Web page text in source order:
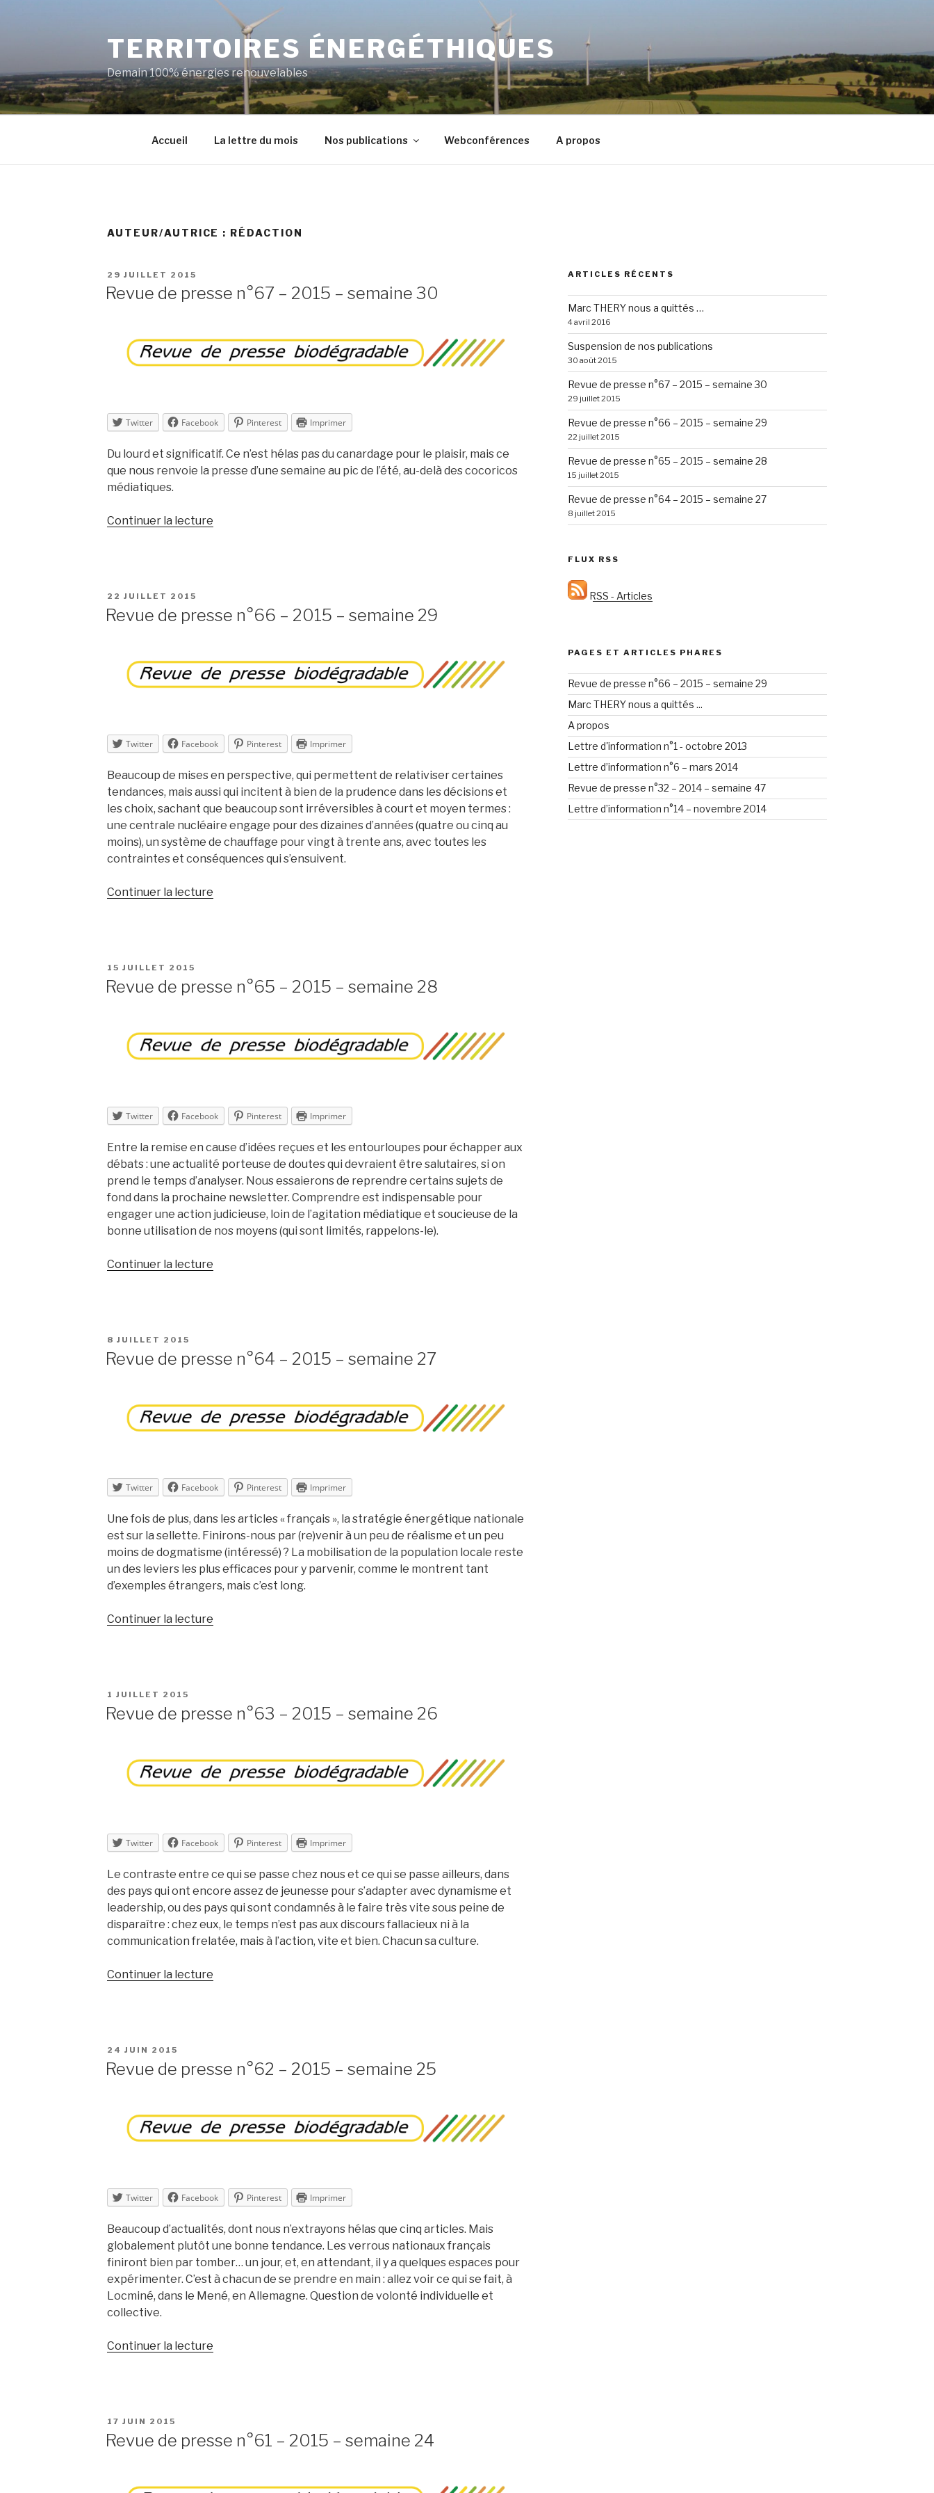
TERRITOIRES ÉNERGÉTHIQUES
Demain 100% énergies renouvelables
Accueil La lettre du mois Nos publications Webconférences A propos
AUTEUR/AUTRICE : RÉDACTION
PUBLIÉ
LE
29 JUILLET 2015
Revue de presse n°67 – 2015 – semaine 30
Twitter Facebook Pinterest Imprimer
Du lourd et significatif. Ce n’est hélas pas du canardage pour le plaisir, mais ce
que nous renvoie la presse d’une semaine au pic de l’été, au-delà des cocoricos
médiatiques.
Continuer la lecture
2015
30 »
PUBLIÉ
LE
22 JUILLET 2015
Revue de presse n°66 – 2015 – semaine 29
Twitter Facebook Pinterest Imprimer
Beaucoup de mises en perspective, qui permettent de relativiser certaines
tendances, mais aussi qui incitent à bien de la prudence dans les décisions et
les choix, sachant que beaucoup sont irréversibles à court et moyen termes :
une centrale nucléaire engage pour des dizaines d’années (quatre ou cinq au
moins), un système de chauffage pour vingt à trente ans, avec toutes les
contraintes et conséquences qui s’ensuivent.
Continuer la lecture
2015
29 »
PUBLIÉ
LE
15 JUILLET 2015
Revue de presse n°65 – 2015 – semaine 28
Twitter Facebook Pinterest Imprimer
Entre la remise en cause d’idées reçues et les entourloupes pour échapper aux
débats : une actualité porteuse de doutes qui devraient être salutaires, si on
prend le temps d’analyser. Nous essaierons de reprendre certains sujets de
fond dans la prochaine newsletter. Comprendre est indispensable pour
engager une action judicieuse, loin de l’agitation médiatique et soucieuse de la
bonne utilisation de nos moyens (qui sont limités, rappelons-le).
Continuer la lecture
2015
28 »
PUBLIÉ
LE
8 JUILLET 2015
Revue de presse n°64 – 2015 – semaine 27
Twitter Facebook Pinterest Imprimer
Une fois de plus, dans les articles « français », la stratégie énergétique nationale
est sur la sellette. Finirons-nous par (re)venir à un peu de réalisme et un peu
moins de dogmatisme (intéressé) ? La mobilisation de la population locale reste
un des leviers les plus efficaces pour y parvenir, comme le montrent tant
d’exemples étrangers, mais c’est long.
Continuer la lecture
2015
27 »
PUBLIÉ
LE
1 JUILLET 2015
Revue de presse n°63 – 2015 – semaine 26
Twitter Facebook Pinterest Imprimer
Le contraste entre ce qui se passe chez nous et ce qui se passe ailleurs, dans
des pays qui ont encore assez de jeunesse pour s’adapter avec dynamisme et
leadership, ou des pays qui sont condamnés à le faire très vite sous peine de
disparaître : chez eux, le temps n’est pas aux discours fallacieux ni à la
communication frelatée, mais à l’action, vite et bien. Chacun sa culture.
Continuer la lecture
2015
26 »
PUBLIÉ
LE
24 JUIN 2015
Revue de presse n°62 – 2015 – semaine 25
Twitter Facebook Pinterest Imprimer
Beaucoup d’actualités, dont nous n’extrayons hélas que cinq articles. Mais
globalement plutôt une bonne tendance. Les verrous nationaux français
finiront bien par tomber… un jour, et, en attendant, il y a quelques espaces pour
expérimenter. C’est à chacun de se prendre en main : allez voir ce qui se fait, à
Locminé, dans le Mené, en Allemagne. Question de volonté individuelle et
collective.
Continuer la lecture
2015
PUBLIÉ
LE
17 JUIN 2015
Revue de presse n°61 – 2015 – semaine 24
ARTICLES RÉCENTS
Marc THERY nous a quittés …
4 avril 2016
Suspension de nos publications
30 août 2015
Revue de presse n°67 – 2015 – semaine 30
29 juillet 2015
Revue de presse n°66 – 2015 – semaine 29
22 juillet 2015
Revue de presse n°65 – 2015 – semaine 28
15 juillet 2015
Revue de presse n°64 – 2015 – semaine 27
8 juillet 2015
FLUX RSS
RSS - Articles
PAGES ET ARTICLES PHARES
Revue de presse n°66 – 2015 – semaine 29
Marc THERY nous a quittés ...
A propos
Lettre d'information n°1 - octobre 2013
Lettre d’information n°6 – mars 2014
Revue de presse n°32 – 2014 – semaine 47
Lettre d’information n°14 – novembre 2014